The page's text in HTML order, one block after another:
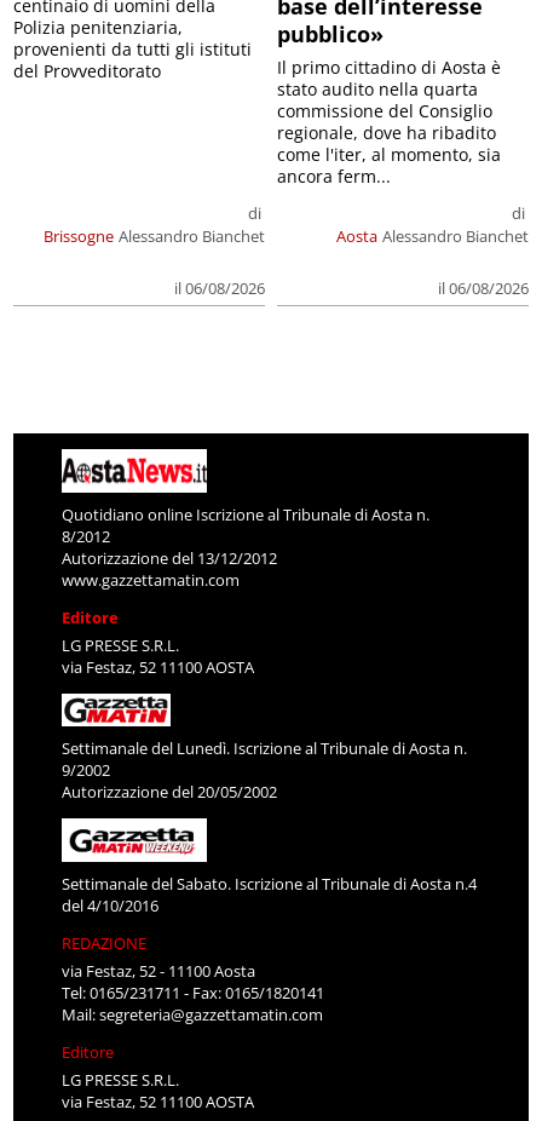
Brissogne
di
Alessandro Bianchet
il 06/08/2026
centinaio di uomini della
Polizia penitenziaria,
provenienti da tutti gli istituti
del Provveditorato
pubblico»
Aosta
di
Alessandro Bianchet
il 06/08/2026
Il primo cittadino di Aosta è
stato audito nella quarta
commissione del Consiglio
regionale, dove ha ribadito
come l'iter, al momento, sia
ancora ferm...
Quotidiano online Iscrizione al Tribunale di Aosta n.
8/2012
Autorizzazione del 13/12/2012
www.gazzettamatin.com
Editore
LG PRESSE S.R.L.
via Festaz, 52 11100 AOSTA
Settimanale del Lunedì. Iscrizione al Tribunale di Aosta n.
9/2002
Autorizzazione del 20/05/2002
Settimanale del Sabato. Iscrizione al Tribunale di Aosta n.4
del 4/10/2016
REDAZIONE
via Festaz, 52 - 11100 Aosta
Tel: 0165/231711 - Fax: 0165/1820141
Mail:segreteria@gazzettamatin.com
Editore
LG PRESSE S.R.L.
via Festaz, 52 11100 AOSTA